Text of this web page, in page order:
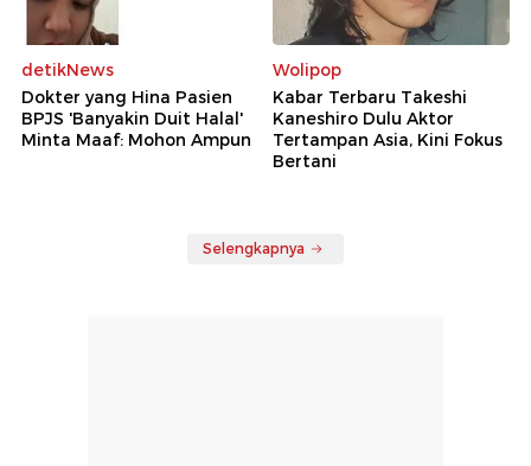
detikNews
Dokter yang Hina Pasien
BPJS 'Banyakin Duit Halal'
Minta Maaf: Mohon Ampun
Wolipop
Kabar Terbaru Takeshi
Kaneshiro Dulu Aktor
Tertampan Asia, Kini Fokus
Bertani
Selengkapnya